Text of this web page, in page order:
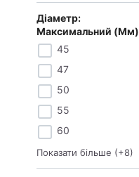
Діаметр:
Максимальний (мм)
45
47
50
55
60
Показати більше (+8)